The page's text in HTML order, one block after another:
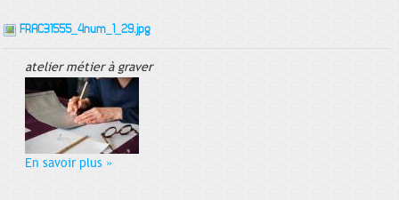
FRAC31555_4num_1_29.jpg
atelier métier à graver
En savoir plus »